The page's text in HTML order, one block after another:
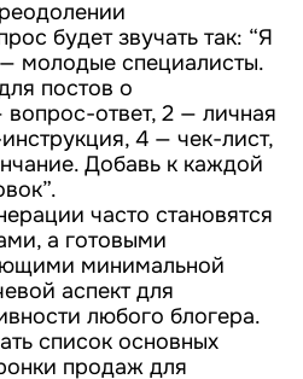
будет звучать так: “Я
молодые специалисты.
постов о
ответ, 2 — личная
4 — чек-лист,
Добавь к каждой
часто становятся
а готовыми
минимальной
аспект для
любого блогера.
список основных
продаж для